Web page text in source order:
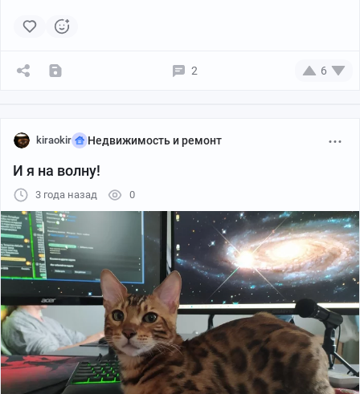
2 6
kiraokir Недвижимость и ремонт
И я на волну!
3 года назад 0